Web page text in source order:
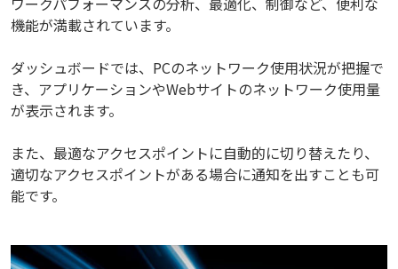
機能が満載されています。
ダッシュボードでは、PCのネットワーク使用状況が把握で
き、アプリケーションやWebサイトのネットワーク使用量
が表示されます。
また、最適なアクセスポイントに自動的に切り替えたり、
適切なアクセスポイントがある場合に通知を出すことも可
能です。